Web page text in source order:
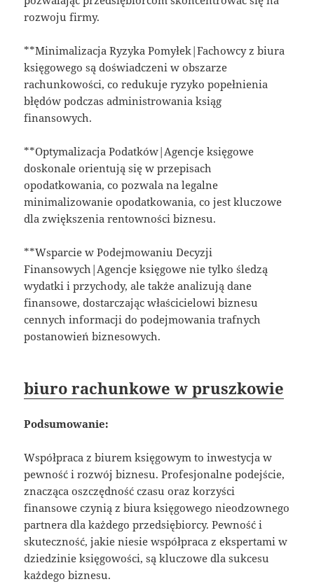
rozwoju firmy.
**Minimalizacja Ryzyka Pomyłek|Fachowcy z biura
księgowego są doświadczeni w obszarze
rachunkowości, co redukuje ryzyko popełnienia
błędów podczas administrowania ksiąg
finansowych.
**Optymalizacja Podatków|Agencje księgowe
doskonale orientują się w przepisach
opodatkowania, co pozwala na legalne
minimalizowanie opodatkowania, co jest kluczowe
dla zwiększenia rentowności biznesu.
**Wsparcie w Podejmowaniu Decyzji
Finansowych|Agencje księgowe nie tylko śledzą
wydatki i przychody, ale także analizują dane
finansowe, dostarczając właścicielowi biznesu
cennych informacji do podejmowania trafnych
postanowień biznesowych.
biuro rachunkowe w pruszkowie
Podsumowanie:
Współpraca z biurem księgowym to inwestycja w
pewność i rozwój biznesu. Profesjonalne podejście,
znacząca oszczędność czasu oraz korzyści
finansowe czynią z biura księgowego nieodzownego
partnera dla każdego przedsiębiorcy. Pewność i
skuteczność, jakie niesie współpraca z ekspertami w
dziedzinie księgowości, są kluczowe dla sukcesu
każdego biznesu.